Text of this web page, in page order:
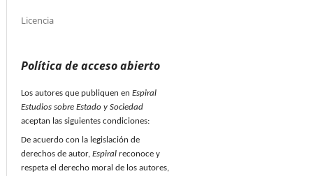
Licencia
Política de acceso abierto
Los autores que publiquen en Espiral
Estudios sobre Estado y Sociedad
aceptan las siguientes condiciones:
De acuerdo con la legislación de
derechos de autor, Espiral reconoce y
respeta el derecho moral de los autores,